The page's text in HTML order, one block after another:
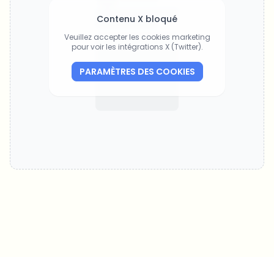
Contenu X bloqué
Veuillez accepter les cookies marketing
pour voir les intégrations X (Twitter).
PARAMÈTRES DES COOKIES